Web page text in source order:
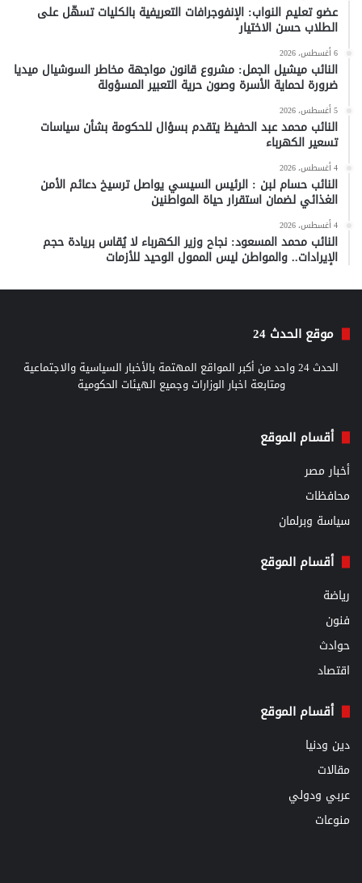
عضو تعليم النواب: الإنفوجرافات التعريفية بالكليات تسهّل على
الطلاب حسن الاختيار
6 أغسطس، 2026
النائب ميشيل الجمل: مشروع قانون مواجهة مخاطر السوشيال ميديا
ضرورة لحماية الأسرة وصون حرية التعبير المسؤولة
5 أغسطس، 2026
النائب محمد عبد الحفيظ يتقدم بسؤال للحكومة بشأن سياسات
تسعير الكهرباء
4 أغسطس، 2026
النائب حسام لبن : الرئيس السيسي يواصل ترسيخ دعائم الأمن
الغذائي لضمان استقرار حياة المواطنين
4 أغسطس، 2026
النائب محمد المسعود: نجاح وزير الكهرباء لا يُقاس بريادة حجم
الإيرادات.. والمواطن ليس الممول الوحيد للأزمات
موقع الحدث 24
الحدث 24 واحد من أكبر المواقع المهتمة بالأخبار السياسية والاجتماعية
ومتابعة اخبار الوزارات وجميع الهيئات الحكومية
أقسام الموقع
أخبار مصر
محافظات
سياسة وبرلمان
أقسام الموقع
رياضة
فنون
حوادث
اقتصاد
أقسام الموقع
دين ودنيا
مقالات
عربي ودولي
منوعات